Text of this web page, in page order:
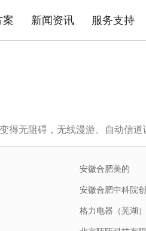
案
酒店商超
新闻资讯 服务支持
得无阻碍，无线漫游、自动信
安徽合肥美的
安徽合肥中科院
格力电器（芜湖